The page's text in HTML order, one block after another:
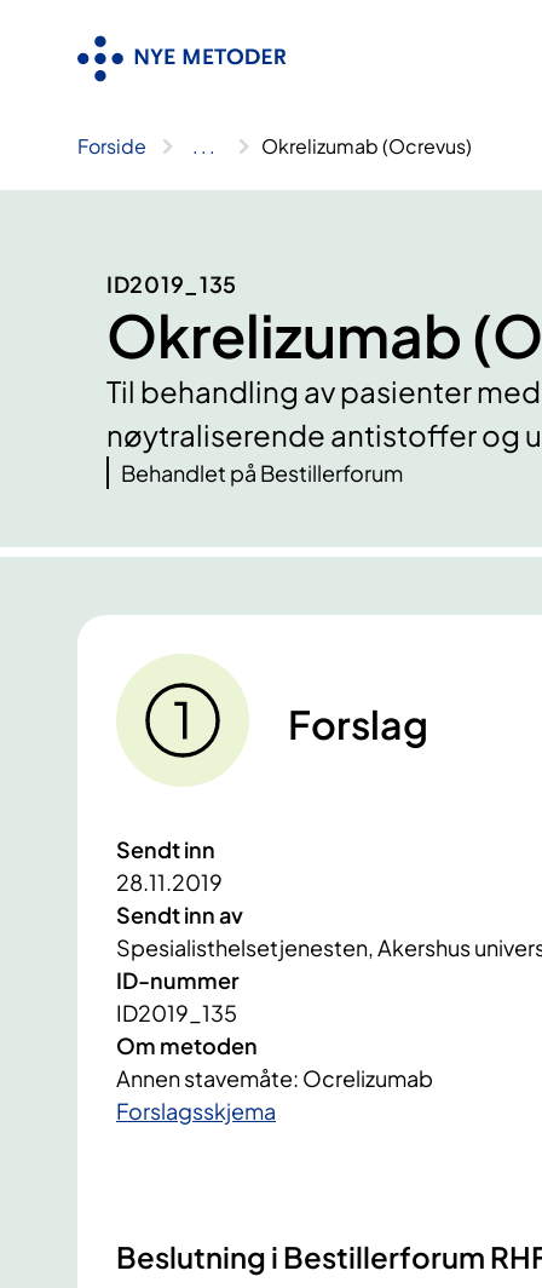
Forside .. . Okrelizumab (Ocrevus)
ID2019_135
Okrelizumab
Til behandling av pasienter
nøytraliserende antistoffer og
Behandlet på Bestillerforum
Forslag
Sendt inn
28.11.2019
Sendt inn av
Spesialisthelsetjenesten, Akershus
ID-nummer
ID2019_135
Om metoden
Annen stavemåte: Ocrelizumab
​Forslagsskjema
Beslutning i Bestillerforum